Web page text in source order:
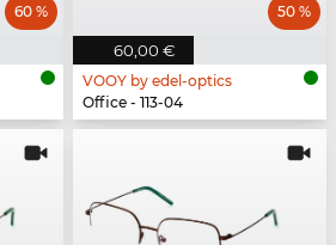
60 %
60,00 €
50 %
VOOY by edel-optics
Office - 113-04